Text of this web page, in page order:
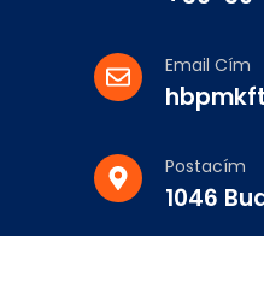
Email Cím
Postacím
1046